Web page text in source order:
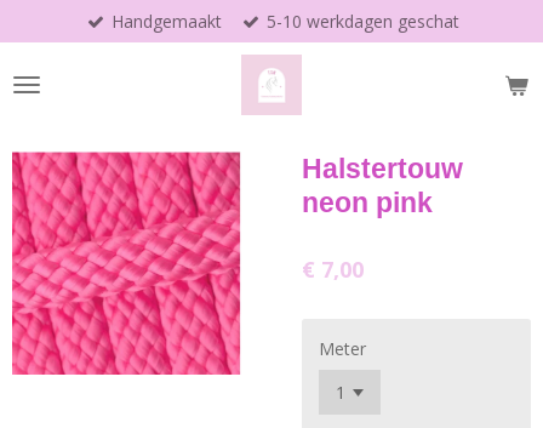
direct
naar
de
Handgemaakt 5-10 werkdagen geschat
Halstertouw
neon pink
€ 7,00
Meter